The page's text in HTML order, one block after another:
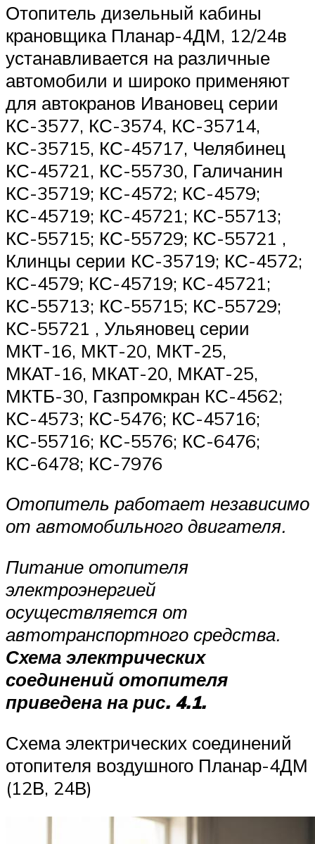
Отопитель дизельный кабины
крановщика Планар-4ДМ, 12/24в
устанавливается на различные
автомобили и широко применяют
для автокранов Ивановец серии
КС-3577, КС-3574, КС-35714,
КС-35715, КС-45717, Челябинец
КС-45721, КС-55730, Галичанин
КС-35719; КС-4572; КС-4579;
КС-45719; КС-45721; КС-55713;
КС-55715; КС-55729; КС-55721 ,
Клинцы серии КС-35719; КС-4572;
КС-4579; КС-45719; КС-45721;
КС-55713; КС-55715; КС-55729;
КС-55721 , Ульяновец серии
МКТ-16, МКТ-20, МКТ-25,
МКАТ-16, МКАТ-20, МКАТ-25,
МКТБ-30, Газпромкран КС-4562;
КС-4573; КС-5476; КС-45716;
КС-55716; КС-5576; КС-6476;
КС-6478; КС-7976
Отопитель работает независимо
от автомобильного двигателя.
Питание отопителя
электроэнергией
осуществляется от
автотранспортного сред­ства.
Схема электрических
соединений отопителя
приведена на рис. 4.1.
Схема электрических соединений
отопителя воздушного Планар-4ДМ
(12В, 24В)